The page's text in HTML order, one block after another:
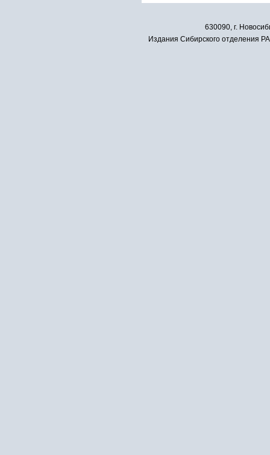
630090, г.
Издания Сибирского отделения